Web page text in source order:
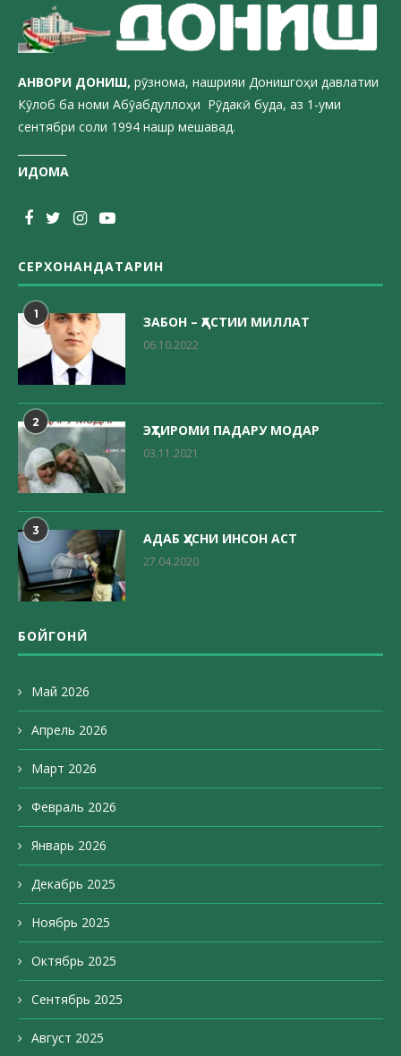
АНВОРИ ДОНИШ, рӯзнома, нашрияи Донишгоҳи давлатии
Кӯлоб ба номи Абӯабдуллоҳи Рӯдакӣ буда, аз 1-уми
сентябри соли 1994 нашр мешавад.
ИДОМА
СЕРХОНАНДАТАРИН
1 ЗАБОН – ҲАСТИИ МИЛЛАТ
06.10.2022
2 ЭҲТИРОМИ ПАДАРУ МОДАР
03.11.2021
3 АДАБ ҲУСНИ ИНСОН АСТ
27.04.2020
БОЙГОНӢ
Май 2026
Апрель 2026
Март 2026
Февраль 2026
Январь 2026
Декабрь 2025
Ноябрь 2025
Октябрь 2025
Сентябрь 2025
Август 2025